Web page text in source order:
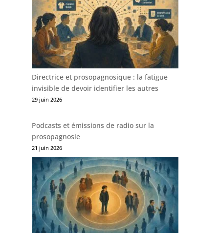
Directrice et prosopagnosique : la fatigue
invisible de devoir identifier les autres
29 juin 2026
Podcasts et émissions de radio sur la
prosopagnosie
21 juin 2026